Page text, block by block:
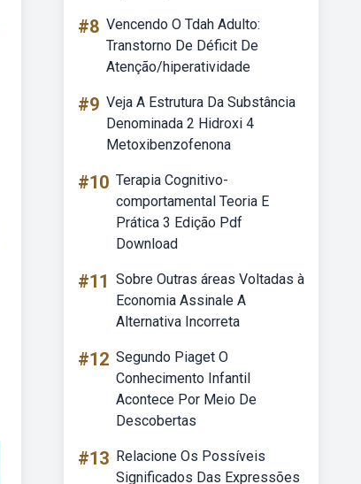
#8 Vencendo O Tdah Adulto:
Transtorno De Déficit De
Atenção/hiperatividade
#9 Veja A Estrutura Da Substância
Denominada 2 Hidroxi 4
Metoxibenzofenona
#10 Terapia Cognitivo-
comportamental Teoria E
Prática 3 Edição Pdf
Download
#11 Sobre Outras áreas Voltadas à
Economia Assinale A
Alternativa Incorreta
#12 Segundo Piaget O
Conhecimento Infantil
Acontece Por Meio De
Descobertas
#13 Relacione Os Possíveis
Significados Das Expressões